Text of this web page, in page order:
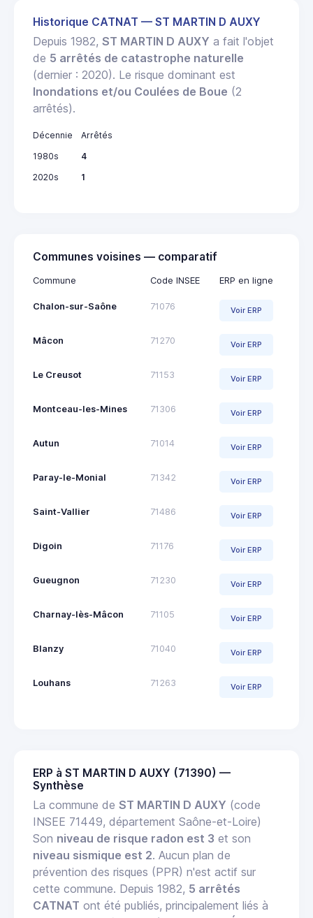
Historique CATNAT — ST MARTIN D AUXY
Depuis 1982, ST MARTIN D AUXY a fait l'objet
de 5 arrêtés de catastrophe naturelle
(dernier : 2020). Le risque dominant est
Inondations et/ou Coulées de Boue (2
arrêtés).
Décennie
Arrêtés
1980s
4
2020s
1
Communes voisines — comparatif
Commune Code INSEE ERP en ligne
Chalon-sur-Saône 71076 Voir ERP
Mâcon 71270 Voir ERP
Le Creusot 71153 Voir ERP
Montceau-les-Mines 71306 Voir ERP
Autun 71014 Voir ERP
Paray-le-Monial 71342 Voir ERP
Saint-Vallier 71486 Voir ERP
Digoin 71176 Voir ERP
Gueugnon 71230 Voir ERP
Charnay-lès-Mâcon 71105 Voir ERP
Blanzy 71040 Voir ERP
Louhans 71263 Voir ERP
ERP à ST MARTIN D AUXY (71390) —
Synthèse
La commune de ST MARTIN D AUXY (code
INSEE 71449, département Saône-et-Loire)
Son niveau de risque radon est 3 et son
niveau sismique est 2. Aucun plan de
prévention des risques (PPR) n'est actif sur
cette commune. Depuis 1982, 5 arrêtés
CATNAT ont été publiés, principalement liés à